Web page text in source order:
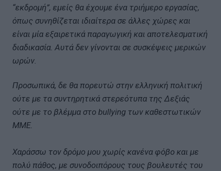
“εκδρομή”, εμείς θα έχουμε ένα τριήμερο εργασίας,
όπως συνηθίζεται ιδιαίτερα σε άλλες χώρες και
είναι μία εξαιρετικά παραγωγική και αποτελεσματική
διαδικασία. Αυτά δεν γίνονται σε συσκέψεις μερικών
ωρών.
Προσωπικά, δε θα πορευτώ στην ελληνική πολιτική
ούτε με τα συντηρητικά στερεότυπα της Δεξιάς
ούτε με το βλέμμα στο bullying των καθεστωτικών
ΜΜΕ.
Χαράσσω τον δρόμο μου χωρίς κανένα φόβο και με
πολύ πάθος, με συνοδοιπόρους τους βουλευτές του